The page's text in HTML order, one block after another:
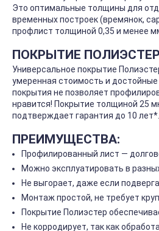
Это оптимальные толщины для
временных построек (времянок,
профлист толщиной 0,35 и менее
ПОКРЫТИЕ
Универсальное покрытие
умеренная стоимость и
покрытия не позволяет
нравится! Покрытие толщиной 25
подтверждает гарантия до 10
ПРЕИМУЩЕСТВА:
Профилированный лист —
Можно эксплуатировать в
Не выгорает, даже если
Монтаж простой, не требует
Покрытие Полиэстер
Не корродирует, так как